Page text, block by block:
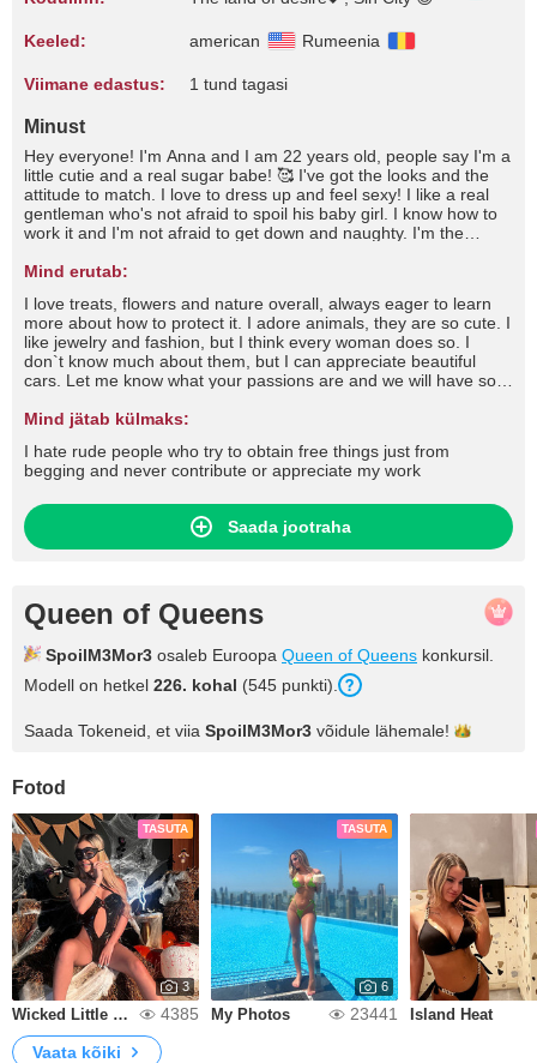
Keeled: american Rumeenia
Viimane edastus: 1 tund tagasi
Minust
Hey everyone! I'm Anna and I am 22 years old, people say I'm a
little cutie and a real sugar babe! 🥰 I've got the looks and the
attitude to match. I love to dress up and feel sexy! I like a real
gentleman who's not afraid to spoil his baby girl. I know how to
work it and I'm not afraid to get down and naughty. I'm the
your dreams and desires!
Mind erutab:
I love treats, flowers and nature overall, always eager to learn
more about how to protect it. I adore animals, they are so cute. I
like jewelry and fashion, but I think every woman does so. I
don`t know much about them, but I can appreciate beautiful
cars. Let me know what your passions are and we will have so
rushing or pushing. We all have our limits, but I am sure we can
think?/ I hate one minute guys, I am the type of woman who
loves to take her time in reaching the absolute sublime pleasure.
Mind jätab külmaks:
I hate rude people who try to obtain free things just from
begging and never contribute or appreciate my work
Saada jootraha
Queen of Queens
SpoilM3Mor3 osaleb Euroopa Queen of Queens konkursil.
Modell on hetkel 226. kohal (545 punkti).
Saada Tokeneid, et viia SpoilM3Mor3 võidule lähemale!
Fotod
TASUTA
3
Wicked Little Treat🎃👻 4385
TASUTA
6
My Photos 23441 Island Heat
Vaata kõiki